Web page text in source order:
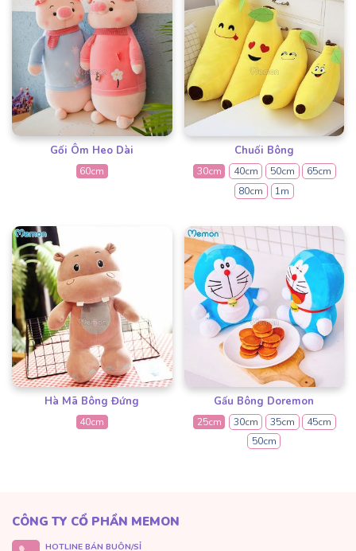
Gối Ôm Heo Dài
60cm
Chuối Bông
30cm 40cm 50cm
65cm
80cm
1m
Hà Mã Bông Đứng
40cm
Gấu Bông Doremon
25cm 30cm 35cm
45cm
50cm
CÔNG TY CỔ PHẦN MEMON
HOTLINE BÁN BUÔN/SỈ